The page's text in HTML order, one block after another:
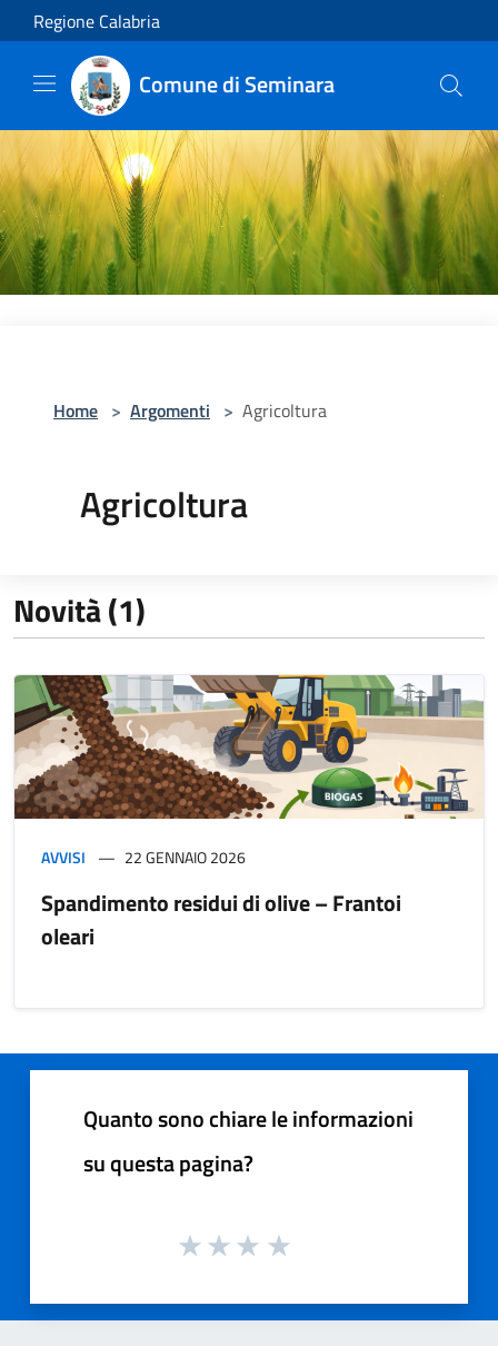
Salta al contenuto principale
Regione Calabria
Comune di Seminara
Home > Argomenti > Agricoltura
Agricoltura
Novità (1)
AVVISI 22 GENNAIO 2026
Spandimento residui di olive – Frantoi
oleari
Quanto sono chiare le informazioni
su questa pagina?